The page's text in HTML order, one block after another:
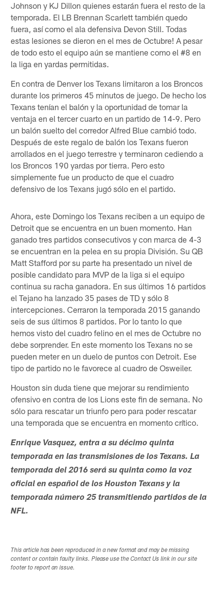
Johnson y KJ Dillon quienes estarán fuera el resto de la
temporada. El LB Brennan Scarlett también quedo
fuera, así como el ala defensiva Devon Still. Todas
estas lesiones se dieron en el mes de Octubre! A pesar
de todo esto el equipo aún se mantiene como el #8 en
la liga en yardas permitidas.
En contra de Denver los Texans limitaron a los Broncos
durante los primeros 45 minutos de juego. De hecho los
Texans tenían el balón y la oportunidad de tomar la
ventaja en el tercer cuarto en un partido de 14-9. Pero
un balón suelto del corredor Alfred Blue cambió todo.
Después de este regalo de balón los Texans fueron
arrollados en el juego terrestre y terminaron cediendo a
los Broncos 190 yardas por tierra. Pero esto
simplemente fue un producto de que el cuadro
defensivo de los Texans jugó sólo en el partido.
Ahora, este Domingo los Texans reciben a un equipo de
Detroit que se encuentra en un buen momento. Han
ganado tres partidos consecutivos y con marca de 4-3
se encuentran en la pelea en su propia División. Su QB
Matt Stafford por su parte ha presentado un nivel de
posible candidato para MVP de la liga si el equipo
continua su racha ganadora. En sus últimos 16 partidos
el Tejano ha lanzado 35 pases de TD y sólo 8
intercepciones. Cerraron la temporada 2015 ganando
seis de sus últimos 8 partidos. Por lo tanto lo que
hemos visto del cuadro felino en el mes de Octubre no
debe sorprender. En este momento los Texans no se
pueden meter en un duelo de puntos con Detroit. Ese
tipo de partido no le favorece al cuadro de Osweiler.
Houston sin duda tiene que mejorar su rendimiento
ofensivo en contra de los Lions este fin de semana. No
sólo para rescatar un triunfo pero para poder rescatar
una temporada que se encuentra en momento crítico.
Enrique Vasquez, entra a su décimo quinta
temporada en las transmisiones de los Texans. La
temporada del 2016 será su quinta como la voz
oficial en español de los Houston Texans y la
temporada número 25 transmitiendo partidos de la
NFL.
This article has been reproduced in a new format and may be missing
content or contain faulty links. Please use the Contact Us link in our site
footer to report an issue.